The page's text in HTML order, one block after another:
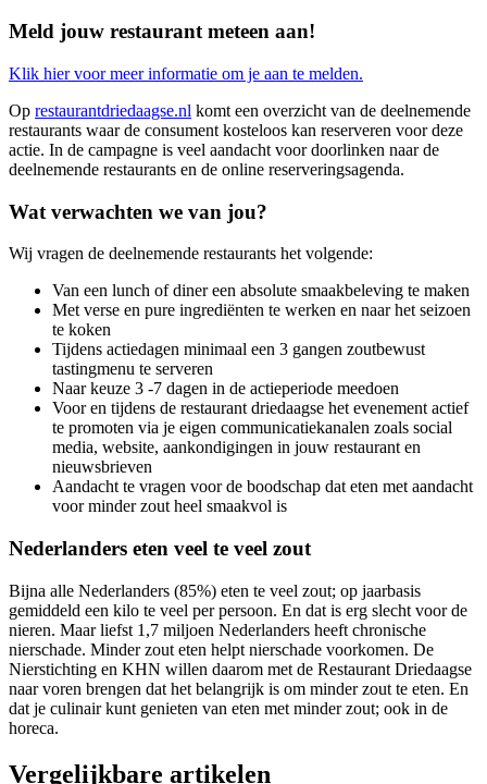
Meld jouw restaurant meteen aan!
Klik hier voor meer informatie om je aan te melden.
Op restaurantdriedaagse.nl komt een overzicht van de deelnemende
restaurants waar de consument kosteloos kan reserveren voor deze
actie. In de campagne is veel aandacht voor doorlinken naar de
deelnemende restaurants en de online reserveringsagenda.
Wat verwachten we van jou?
Wij vragen de deelnemende restaurants het volgende:
Van een lunch of diner een absolute smaakbeleving te maken
Met verse en pure ingrediënten te werken en naar het seizoen
te koken
Tijdens actiedagen minimaal een 3 gangen zoutbewust
tastingmenu te serveren
Naar keuze 3 -7 dagen in de actieperiode meedoen
Voor en tijdens de restaurant driedaagse het evenement actief
te promoten via je eigen communicatiekanalen zoals social
media, website, aankondigingen in jouw restaurant en
nieuwsbrieven
Aandacht te vragen voor de boodschap dat eten met aandacht
voor minder zout heel smaakvol is
Nederlanders eten veel te veel zout
Bijna alle Nederlanders (85%) eten te veel zout; op jaarbasis
gemiddeld een kilo te veel per persoon. En dat is erg slecht voor de
nieren. Maar liefst 1,7 miljoen Nederlanders heeft chronische
nierschade. Minder zout eten helpt nierschade voorkomen. De
Nierstichting en KHN willen daarom met de Restaurant Driedaagse
naar voren brengen dat het belangrijk is om minder zout te eten. En
dat je culinair kunt genieten van eten met minder zout; ook in de
horeca.
Vergelijkbare artikelen